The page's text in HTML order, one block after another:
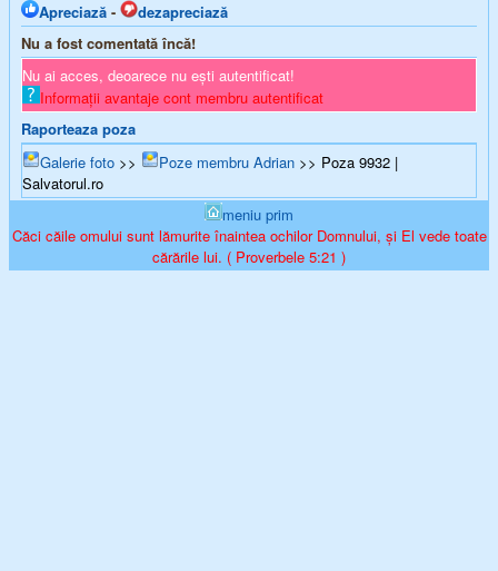
Apreciază -
dezapreciază
Nu a fost comentată încă!
Nu ai acces, deoarece nu ești autentificat!
Informații avantaje cont membru autentificat
Raporteaza poza
Galerie foto >> Poze membru Adrian >> Poza 9932 |
Salvatorul.ro
meniu prim
Căci căile omului sunt lămurite înaintea ochilor Domnului, și El vede toate
cărările lui. ( Proverbele 5:21 )